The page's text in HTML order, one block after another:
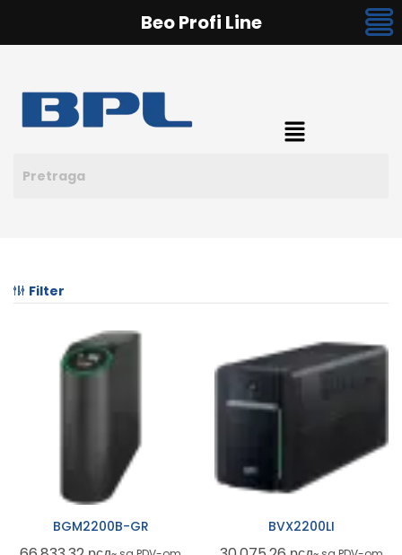
Filter
BGM2200B-GR BVX2200LI
Beo Profi Line